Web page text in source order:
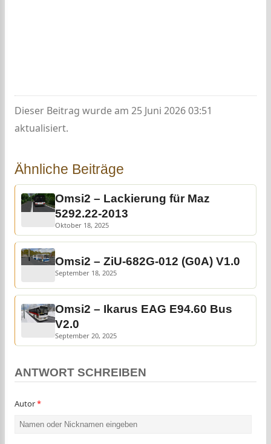
Dieser Beitrag wurde am 25 Juni 2026 03:51
aktualisiert.
Ähnliche Beiträge
Omsi2 – Lackierung für Maz
5292.22-2013
Oktober 18, 2025
Omsi2 – ZiU-682G-012 (G0A) V1.0
September 18, 2025
Omsi2 – Ikarus EAG E94.60 Bus
V2.0
September 20, 2025
ANTWORT SCHREIBEN
Autor*